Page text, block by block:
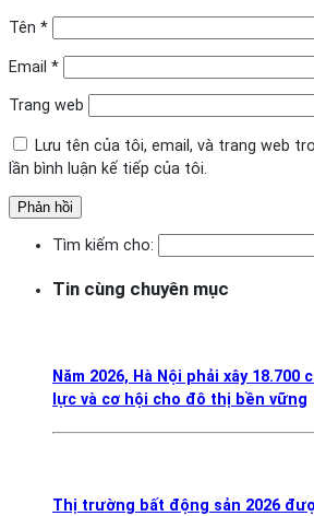
Tên *
Email *
Trang web
Lưu tên của tôi, email, và trang web
lần bình luận kế tiếp của tôi.
Tìm kiếm cho:
Tin cùng chuyên mục
Năm 2026, Hà Nội phải xây 18.700
lực và cơ hội cho đô thị bền vững
Thị trường bất động sản 2026